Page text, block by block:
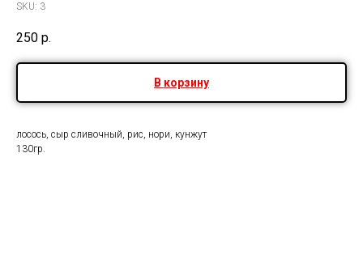
SKU: 3
250 р.
В корзину
лосось, сыр сливочный, рис, нори, кунжут
130гр.